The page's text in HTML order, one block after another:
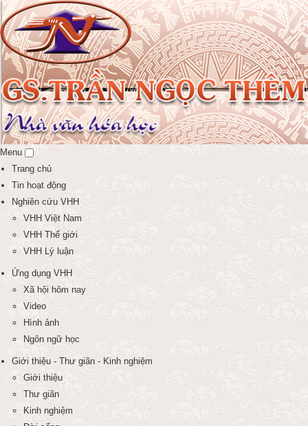
Menu
Trang chủ
Tin hoạt động
Nghiên cứu VHH
VHH Việt Nam
VHH Thế giới
VHH Lý luận
Ứng dụng VHH
Xã hội hôm nay
Video
Hình ảnh
Ngôn ngữ học
Giới thiệu - Thư giãn - Kinh nghiệm
Giới thiệu
Thư giãn
Kinh nghiệm